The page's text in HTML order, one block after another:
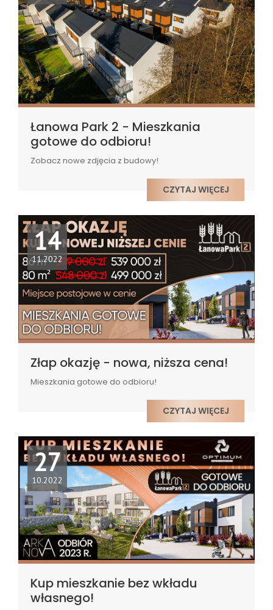
Łanowa Park 2 - Mieszkania
gotowe do odbioru!
Zobacz nowe zdjęcia z budowy!
CZYTAJ WIĘCEJ
14
11.2022
Złap okazję - nowa, niższa cena!
Mieszkania gotowe do odbioru!
CZYTAJ WIĘCEJ
27
10.2022
Kup mieszkanie bez wkładu
własnego!